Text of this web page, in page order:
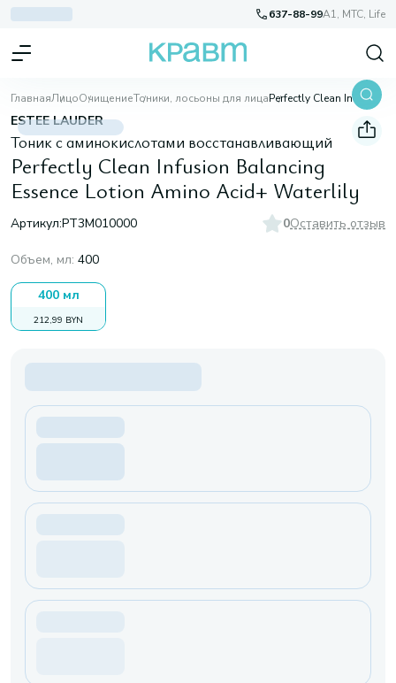
637-88-99A1, МТС, Life
ГлавнаяЛицоОчищениеТоники, лосьоны для лица Perfectly Clean Infusion Balancing Essence Lotion Amino Acid+ Waterlily
ESTEE LAUDER
Тоник с аминокислотами восстанавливающий
Perfectly Clean Infusion Balancing
Essence Lotion Amino Acid+ Waterlily
Артикул:PT3M010000 0Оставить отзыв
Объем, мл: 400
400 мл
212,99 BYN